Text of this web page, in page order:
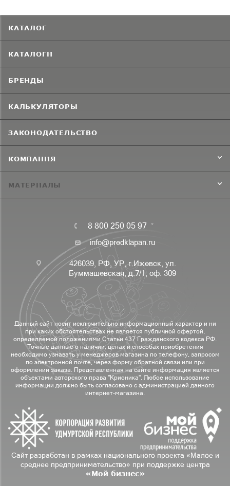
КАТАЛОГ
КАТАЛОГИ
БРЕНДЫ
КАЛЬКУЛЯТОРЫ
ЗАКОНОДАТЕЛЬСТВО
КОМПАНИЯ
МАТЕРИАЛЫ
8 800 250 05 97
info@predklapan.ru
426039, РФ, УР, г.Ижевск, ул.
Буммашевская, д.7/1, оф. 309
Данный сайт носит исключительно информационный характер и ни
при каких обстоятельствах не является публичной офертой,
определяемой положениями Статьи 437 Гражданского кодекса РФ.
Точные данные о наличии, ценах и способах приобретения
необходимо узнавать у менеджеров магазина по телефону, запросом
по электронной почте, через форму обратной связи или при
оформлении заказа. Представленная на сайте информация является
объектами авторского права "Крионика". Любое использование
информации должно быть согласовано с администрацией данного
интернет-магазина.
Сайт разработан в рамках национального проекта «Малое и
среднее предпринимательство» при поддержке центра
«Мой бизнес»